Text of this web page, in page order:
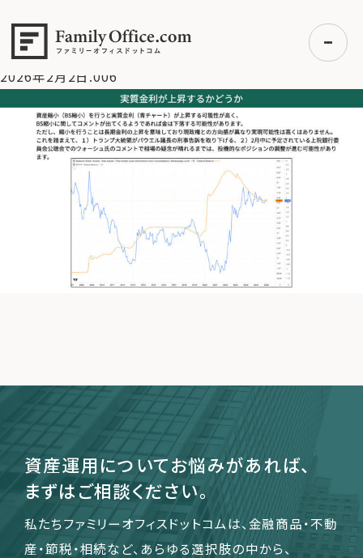
初めての方へ
ご利用の流れ・プラン
事例紹介
エキスパート一覧
無料講座
コラム
運営会社
ファミリーオフィスとは
関連書籍
メールマガジン登録
よくある質問
イントは？【2/2 マーケット見通し】
2026年2月2日.006
2026年2月2日.006
資産運用についてお悩みがあれば、
まずはご相談ください。
私たちファミリーオフィスドットコムは、金融商品・不動
産・節税・相続など、あらゆる選択肢の中から、